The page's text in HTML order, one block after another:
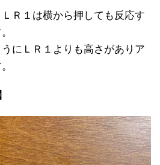
Ｒ１は横から押しても反応す
にＬＲ１よりも高さがありア